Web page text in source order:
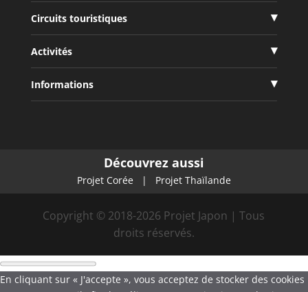
Circuits touristiques
Activités
Informations
Découvrez aussi
Projet Corée| Projet Thaïlande
Copyright © 2018-2026 Projet Japon | Tous
droits réservés.
En cliquant sur « J'accepte », vous acceptez de stocker des cookies